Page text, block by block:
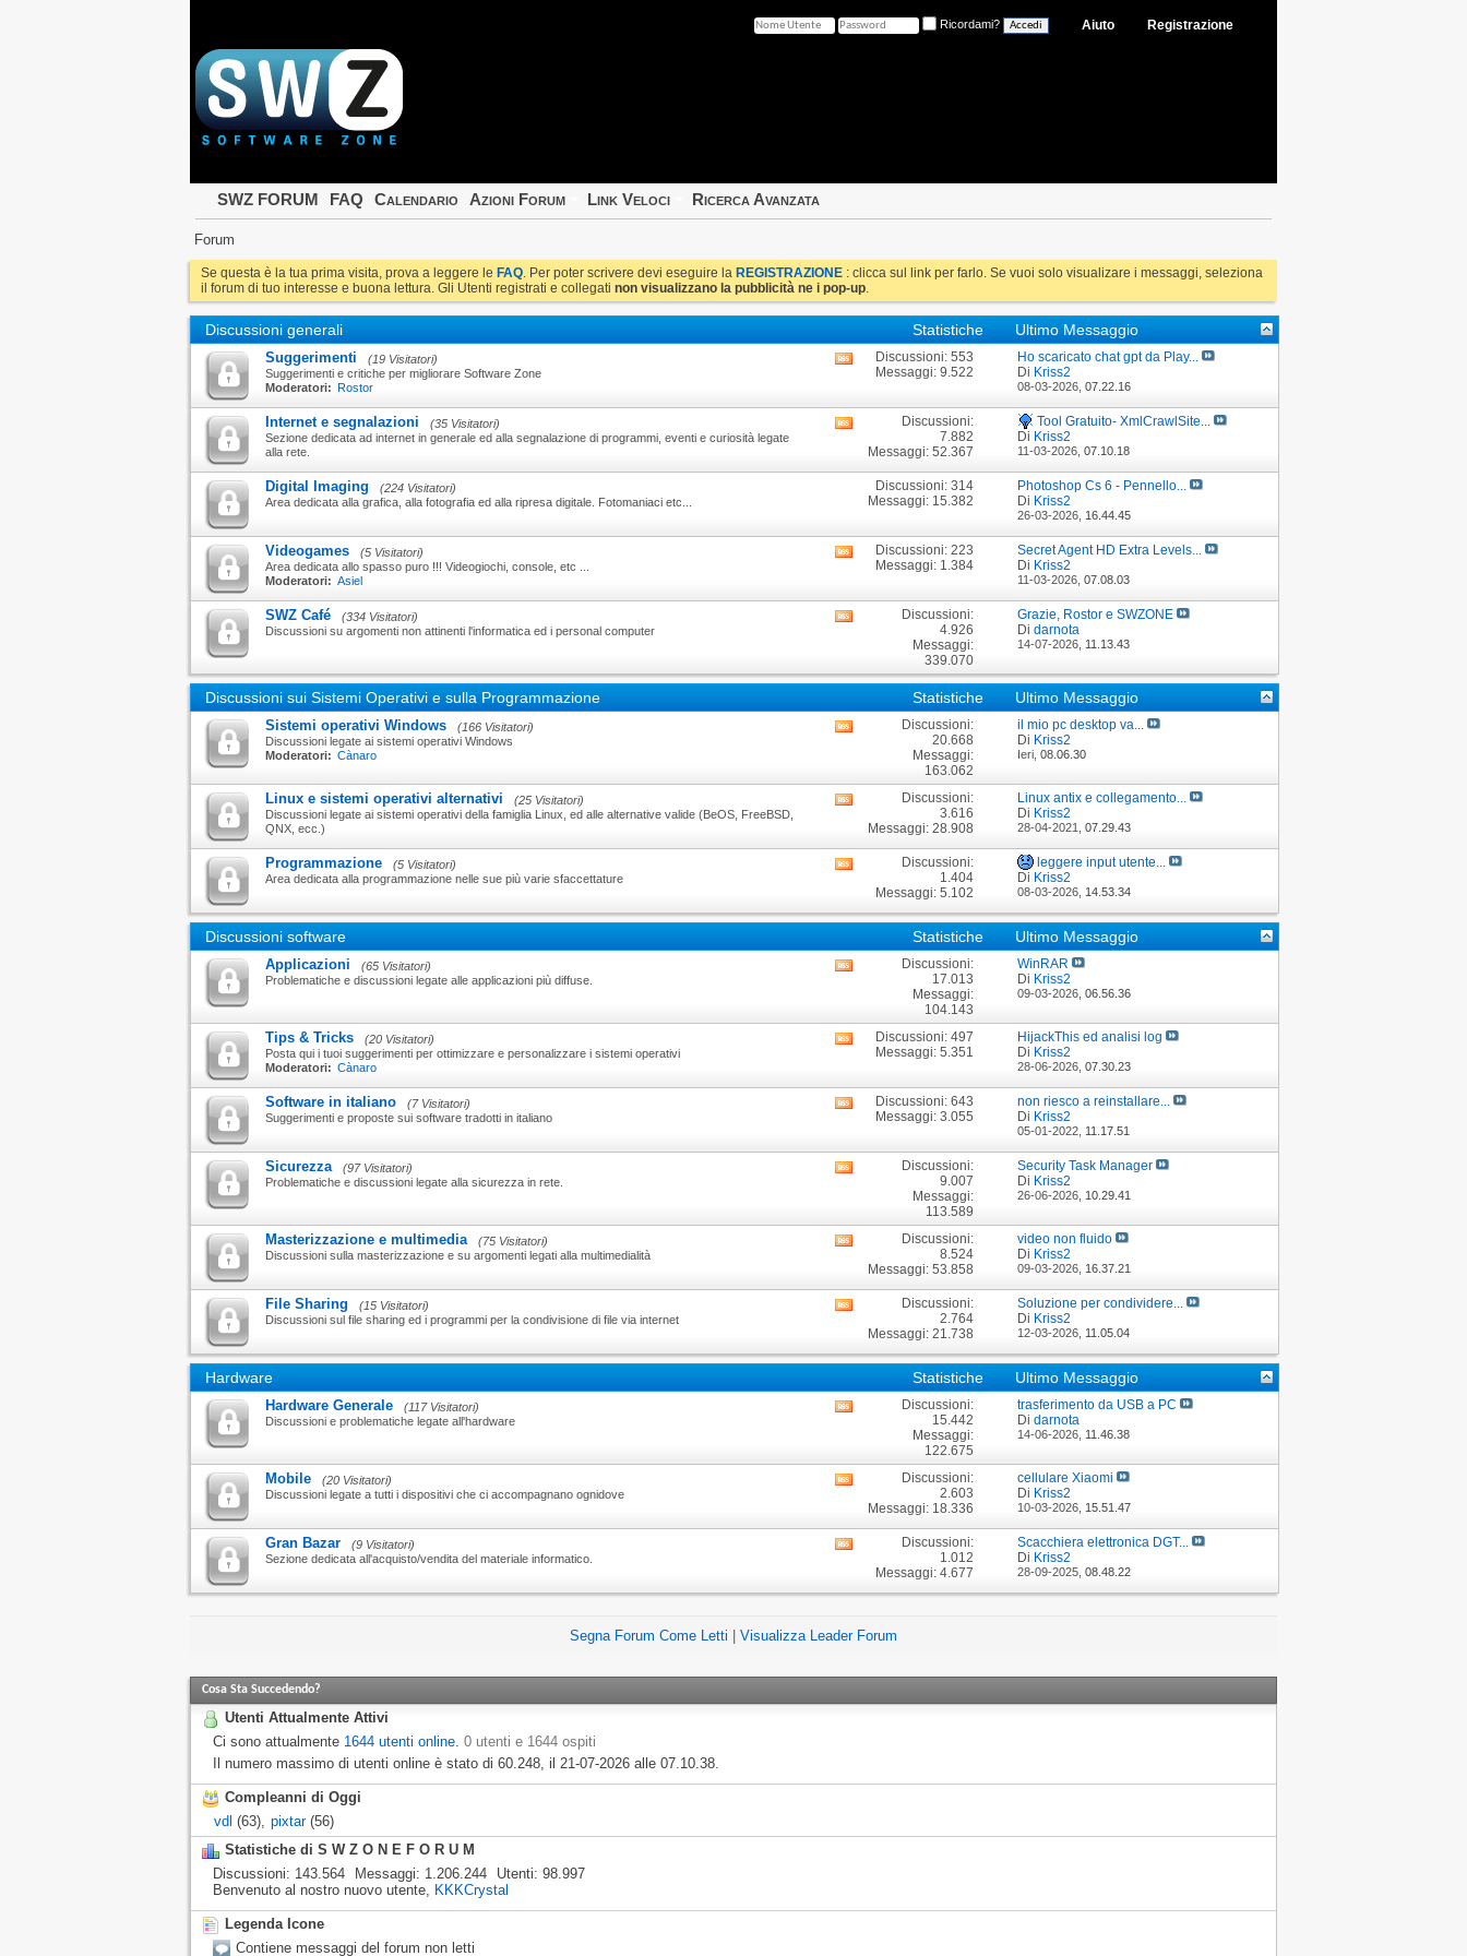
Registrazione
Aiuto
Ricordami?
SWZ FORUM FAQ Calendario Azioni Forum Link Veloci Ricerca Avanzata
Forum
Se questa è la tua prima visita, prova a leggere le FAQ. Per poter scrivere devi eseguire la REGISTRAZIONE : clicca sul link per farlo. Se vuoi solo visualizare i messaggi, seleziona
il forum di tuo interesse e buona lettura. Gli Utenti registrati e collegati non visualizzano la pubblicità ne i pop-up.
Discussioni generali Statistiche Ultimo Messaggio
Suggerimenti
(19 Visitatori)
Suggerimenti e critiche per migliorare Software Zone
Moderatori: Rostor
Visualizza
RSS
questo
forum
Discussioni: 553
Messaggi: 9.522
Ho scaricato chat gpt da Play...
Di Kriss2
08-03-2026, 07.22.16
Internet e segnalazioni
(35 Visitatori)
Sezione dedicata ad internet in generale ed alla segnalazione di programmi, eventi e curiosità legate
alla rete.
Visualizza
feed
RSS
questo
Discussioni:
7.882
Messaggi: 52.367
Tool Gratuito- XmlCrawlSite...
Di Kriss2
11-03-2026, 07.10.18
Digital Imaging
(224 Visitatori)
Area dedicata alla grafica, alla fotografia ed alla ripresa digitale. Fotomaniaci etc...
Discussioni: 314
Messaggi: 15.382
Photoshop Cs 6 - Pennello...
Di Kriss2
26-03-2026, 16.44.45
Videogames
(5 Visitatori)
Area dedicata allo spasso puro !!! Videogiochi, console, etc ...
Moderatori: Asiel
Visualizza
RSS
Discussioni: 223
Messaggi: 1.384
Secret Agent HD Extra Levels...
Di Kriss2
11-03-2026, 07.08.03
SWZ Café
(334 Visitatori)
Discussioni su argomenti non attinenti l'informatica ed i personal computer
Visualizza
di
forum
Discussioni:
4.926
Messaggi:
339.070
Grazie, Rostor e SWZONE
Di darnota
14-07-2026, 11.13.43
Discussioni sui Sistemi Operativi e sulla Programmazione Statistiche Ultimo Messaggio
Sistemi operativi Windows
(166 Visitatori)
Discussioni legate ai sistemi operativi Windows
Moderatori: Cànaro
Visualizza
forum
Discussioni:
20.668
Messaggi:
163.062
il mio pc desktop va...
Di Kriss2
Ieri, 08.06.30
Linux e sistemi operativi alternativi
(25 Visitatori)
Discussioni legate ai sistemi operativi della famiglia Linux, ed alle alternative valide (BeOS, FreeBSD,
QNX, ecc.)
Visualizza
feed
RSS
questo
forum
Discussioni:
3.616
Messaggi: 28.908
Linux antix e collegamento...
Di Kriss2
28-04-2021, 07.29.43
Programmazione
(5 Visitatori)
Area dedicata alla programmazione nelle sue più varie sfaccettature
Visualizza
feed
RSS
questo
Discussioni:
1.404
Messaggi: 5.102
leggere input utente...
Di Kriss2
08-03-2026, 14.53.34
Discussioni software Statistiche Ultimo Messaggio
Applicazioni
(65 Visitatori)
Problematiche e discussioni legate alle applicazioni più diffuse.
Visualizza
questo
Discussioni:
17.013
Messaggi:
104.143
WinRAR
Di Kriss2
09-03-2026, 06.56.36
Tips & Tricks
(20 Visitatori)
Posta qui i tuoi suggerimenti per ottimizzare e personalizzare i sistemi operativi
Moderatori: Cànaro
Visualizza
RSS
questo
Discussioni: 497
Messaggi: 5.351
HijackThis ed analisi log
Di Kriss2
28-06-2026, 07.30.23
Software in italiano
(7 Visitatori)
Suggerimenti e proposte sui software tradotti in italiano
Visualizza
RSS
Discussioni: 643
Messaggi: 3.055
non riesco a reinstallare...
Di Kriss2
05-01-2022, 11.17.51
Sicurezza
(97 Visitatori)
Problematiche e discussioni legate alla sicurezza in rete.
Visualizza
forum
Discussioni:
9.007
Messaggi:
113.589
Security Task Manager
Di Kriss2
26-06-2026, 10.29.41
Masterizzazione e multimedia
(75 Visitatori)
Discussioni sulla masterizzazione e su argomenti legati alla multimedialità
Visualizza
feed
RSS
questo
forum
Discussioni:
8.524
Messaggi: 53.858
video non fluido
Di Kriss2
09-03-2026, 16.37.21
File Sharing
(15 Visitatori)
Discussioni sul file sharing ed i programmi per la condivisione di file via internet
Visualizza
feed
RSS
questo
Discussioni:
2.764
Messaggi: 21.738
Soluzione per condividere...
Di Kriss2
12-03-2026, 11.05.04
Hardware Statistiche Ultimo Messaggio
Hardware Generale
(117 Visitatori)
Discussioni e problematiche legate all'hardware
Visualizza
forum
Discussioni:
15.442
Messaggi:
122.675
trasferimento da USB a PC
Di darnota
14-06-2026, 11.46.38
Mobile
(20 Visitatori)
Discussioni legate a tutti i dispositivi che ci accompagnano ognidove
Visualizza
feed
RSS
questo
forum
Discussioni:
2.603
Messaggi: 18.336
cellulare Xiaomi
Di Kriss2
10-03-2026, 15.51.47
Gran Bazar
(9 Visitatori)
Sezione dedicata all'acquisto/vendita del materiale informatico.
Visualizza
feed
RSS
questo
forum
Discussioni:
1.012
Messaggi: 4.677
Scacchiera elettronica DGT...
Di Kriss2
28-09-2025, 08.48.22
Segna Forum Come Letti Visualizza Leader Forum
Cosa Sta Succedendo?
Utenti Attualmente Attivi
Ci sono attualmente 1644 utenti online 0 utenti e 1644 ospiti
Il numero massimo di utenti online è stato di 60.248, il 21-07-2026 alle 07.10.38
Compleanni di Oggi
vdl (63), pixtar(56)
Statistiche di S W Z O N E F O R U M
Discussioni
143.564 Messaggi 1.206.244 Utenti 98.997
Benvenuto al nostro nuovo utente, KKKCrystal
Legenda Icone
Contiene messaggi del forum non letti